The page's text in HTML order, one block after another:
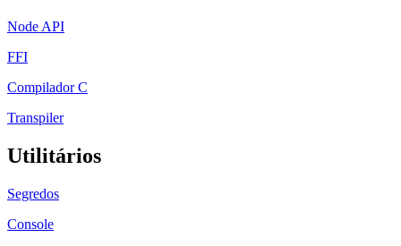
Node API
FFI
Compilador C
Transpiler
Utilitários
Segredos
Console